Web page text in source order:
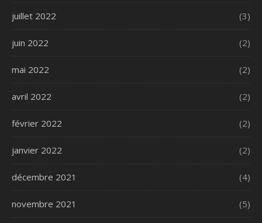
juillet 2022 (3)
juin 2022 (2)
mai 2022 (2)
avril 2022 (2)
février 2022 (2)
janvier 2022 (2)
décembre 2021 (4)
novembre 2021 (5)